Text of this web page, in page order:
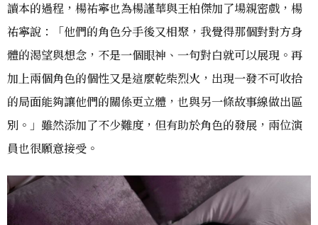
讀本的過程，楊祐寧也為楊謹華與王柏傑加了場親密戲，楊
祐寧說：「他們的角色分手後又相聚，我覺得那個對對方身
體的渴望與想念，不是一個眼神、一句對白就可以展現。再
加上兩個角色的個性又是這麼乾柴烈火，出現一發不可收拾
的局面能夠讓他們的關係更立體，也與另一條故事線做出區
別。」雖然添加了不少難度，但有助於角色的發展，兩位演
員也很願意接受。